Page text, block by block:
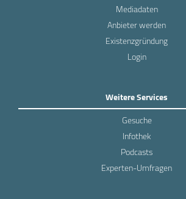
Mediadaten
Anbieter werden
Existenzgründung
Login
Weitere Services
Gesuche
Infothek
Podcasts
Experten-Umfragen